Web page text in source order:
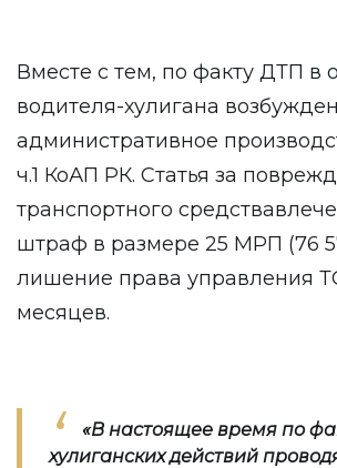
Вместе с тем, по факту ДТП в
водителя-хулигана
административное
ч.1 КоАП РК. Статья за
транспортного
штраф в размере 25 МРП (76
лишение права управления
месяцев.
«В настоящее время по
хулиганских действий